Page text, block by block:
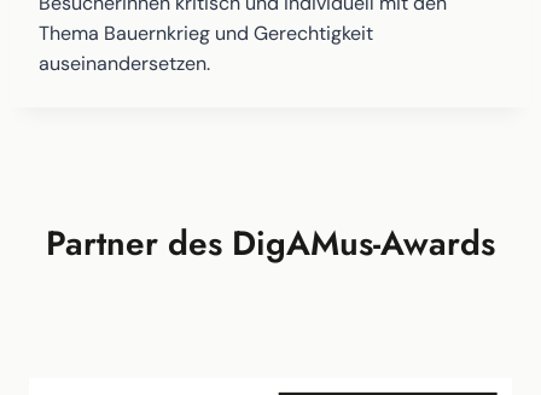
Thema Bauernkrieg und Gerechtigkeit
auseinandersetzen.
Partner des DigAMus-Awards